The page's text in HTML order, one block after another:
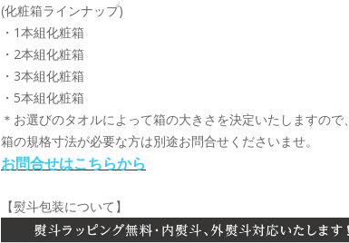
(化粧箱ラインナップ)
・1本組化粧箱
・2本組化粧箱
・3本組化粧箱
・5本組化粧箱
＊お選びのタオルによって箱の大きさを決定いたしますので、
箱の規格寸法が必要な方は別途お問合せくださいませ。
お問合せはこちらから
【熨斗包装について】